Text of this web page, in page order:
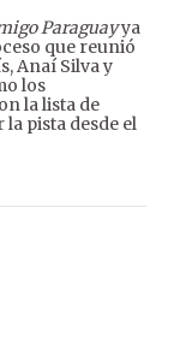
Paraguayya
que reunió
Anaí Silva y
los
la lista de
pista desde el